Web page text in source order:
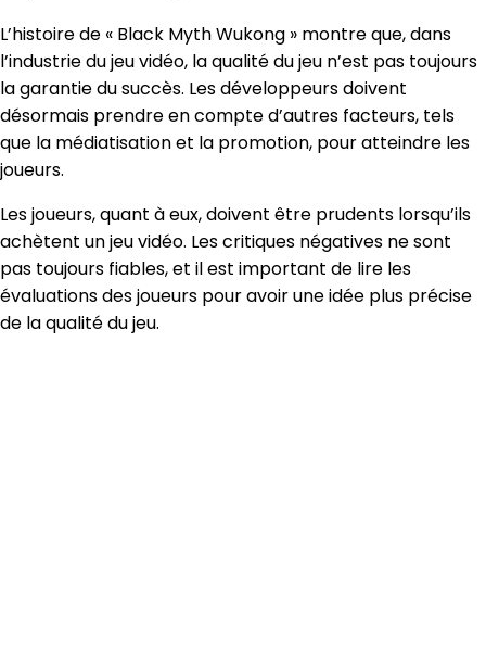
L’histoire de « Black Myth Wukong » montre que, dans
l’industrie du jeu vidéo, la qualité du jeu n’est pas toujours
la garantie du succès. Les développeurs doivent
désormais prendre en compte d’autres facteurs, tels
que la médiatisation et la promotion, pour atteindre les
joueurs.
Les joueurs, quant à eux, doivent être prudents lorsqu’ils
achètent un jeu vidéo. Les critiques négatives ne sont
pas toujours fiables, et il est important de lire les
évaluations des joueurs pour avoir une idée plus précise
de la qualité du jeu.